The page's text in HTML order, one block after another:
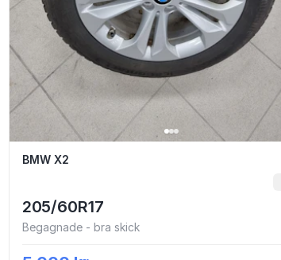
i bra skick
BMW X2
BMW X2
205/60R17
Begagnade - bra skick